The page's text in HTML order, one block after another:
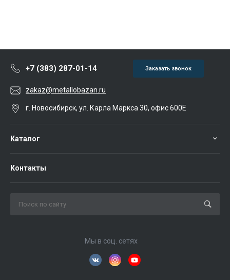
+7 (383) 287-01-14 Заказать звонок
zakaz@metallobazan.ru
г. Новосибирск, ул. Карла Маркса 30, офис 600Е
Каталог
Контакты
Мы в соц. сетях